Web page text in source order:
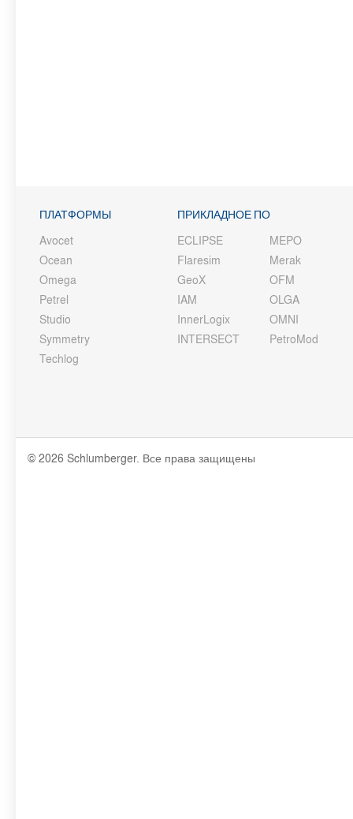
ПЛАТФОРМЫ
Avocet
Ocean
Omega
Petrel
Studio
Symmetry
Techlog
ПРИКЛАДНОЕ ПО
ECLIPSE
Flaresim
GeoX
IAM
InnerLogix
INTERSECT
MEPO
Merak
OFM
OLGA
OMNI
PetroMod
© 2026 Schlumberger. Все права защищены